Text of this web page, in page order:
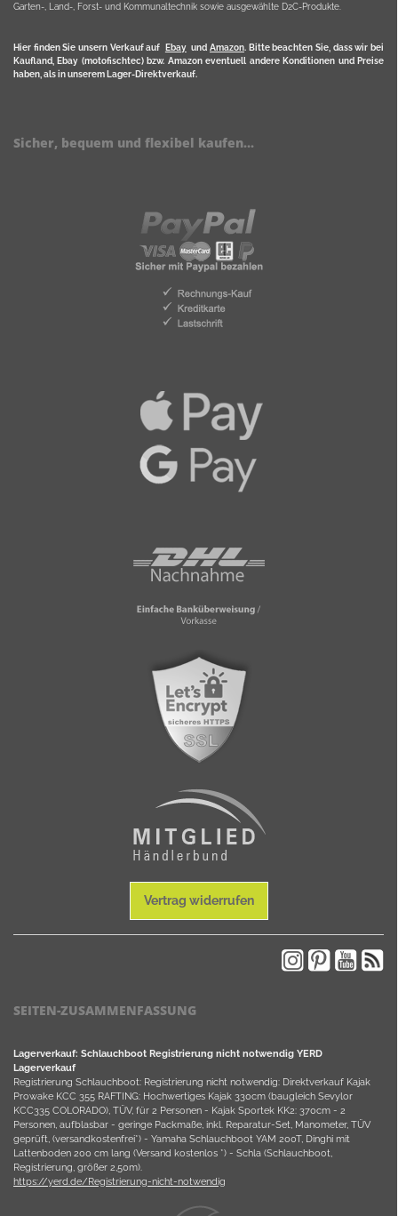
Garten-, Land-, Forst- und Kommunaltechnik sowie ausgewählte D2C-Produkte.
Hier finden Sie unsern Verkauf auf Ebayund Amazon. Bitte beachten Sie, dass wir bei
Kaufland, Ebay (motofischtec) bzw. Amazon eventuell andere Konditionen und Preise
haben, als in unserem Lager-Direktverkauf.
Sicher, bequem und flexibel kaufen...
Vertrag widerrufen
SEITEN-ZUSAMMENFASSUNG
Lagerverkauf: Schlauchboot Registrierung nicht notwendig YERD
Lagerverkauf
Registrierung Schlauchboot: Registrierung nicht notwendig: Direktverkauf Kajak
Prowake KCC 355 RAFTING: Hochwertiges Kajak 330cm (baugleich Sevylor
KCC335 COLORADO), TÜV, für 2 Personen - Kajak Sportek KK2: 370cm - 2
Personen, aufblasbar - geringe Packmaße, inkl. Reparatur-Set, Manometer, TÜV
geprüft, (versandkostenfrei*) - Yamaha Schlauchboot YAM 200T, Dinghi mit
Lattenboden 200 cm lang (Versand kostenlos *) - Schla (Schlauchboot,
Registrierung, größer 2,50m).
https://yerd.de/Registrierung-nicht-notwendig